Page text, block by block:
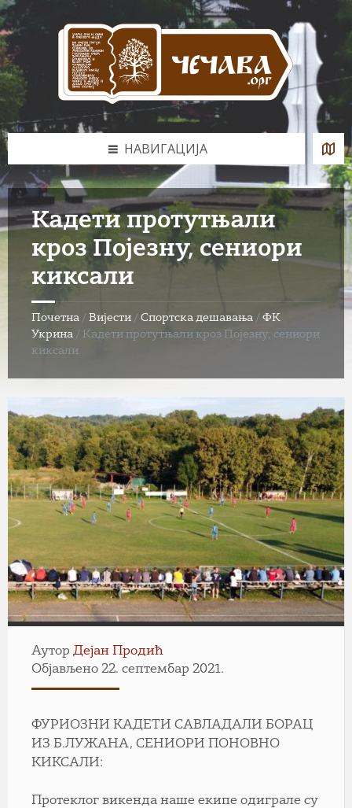
Skip
to
content
Skip
to
left
sidebar
Skip
to
footer
НАВИГАЦИЈА
Кадети протутњали
кроз Појезну, сениори
киксали
Почетна / Вијести / Спортска дешавања / ФК
Укрина / Кадети протутњали кроз Појезну, сениори
киксали
Аутор Дејан Продић
Објављено 22. септембар 2021.
ФУРИОЗНИ КАДЕТИ САВЛАДАЛИ БОРАЦ
ИЗ Б.ЛУЖАНА, СЕНИОРИ ПОНОВНО
КИКСАЛИ:
Протеклог викенда наше екипе одиграле су